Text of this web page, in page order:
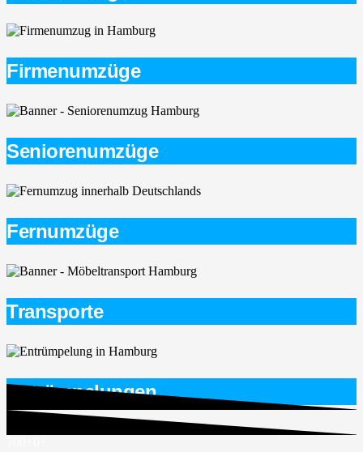
Firmenumzüge
Seniorenumzüge
Fernumzüge
Transporte
Entrümpelungen